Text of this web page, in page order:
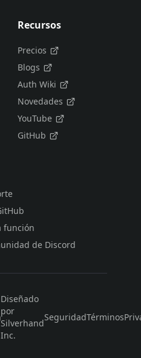
Recursos
Precios
Blogs
Auth Wiki
Novedades
YouTube
GitHub
función
de Discord
Diseñado
por
Silverhand
Inc.
SeguridadTérminos